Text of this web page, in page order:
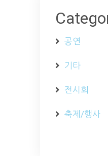
공연
기타
전시회
축제/행사